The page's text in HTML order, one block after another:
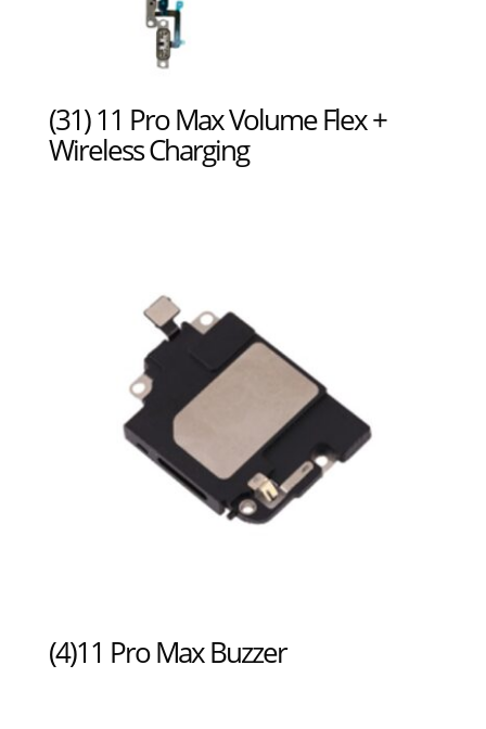
(31) 11 Pro Max Volume Flex +
Wireless Charging
(4)11 Pro Max Buzzer